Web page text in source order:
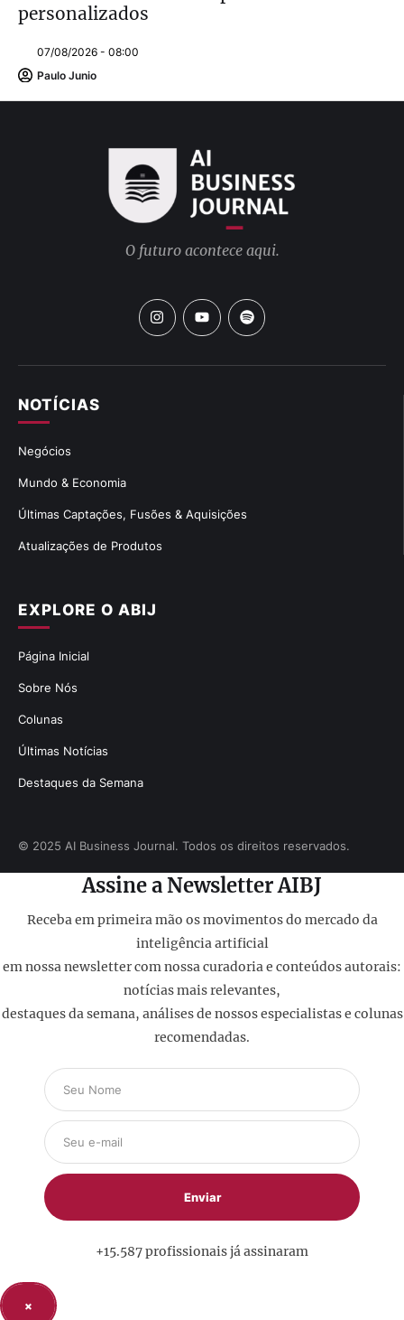
personalizados
07/08/2026 - 08:00
Paulo Junio
EXPLORE O ABIJ
Página Inicial
Sobre Nós
Colunas
Últimas Notícias
Destaques da Semana
NOTÍCIAS
Negócios
Mundo & Economia
Últimas Captações, Fusões & Aquisições
Atualizações de Produtos
O futuro acontece aqui.
© 2025 AI Business Journal. Todos os direitos reservados.
Assine a Newsletter AIBJ
Receba em primeira mão os movimentos do mercado da
inteligência artificial
em nossa newsletter com nossa curadoria e conteúdos autorais:
notícias mais relevantes,
destaques da semana, análises de nossos especialistas e colunas
recomendadas.
+15.587 profissionais já assinaram
×